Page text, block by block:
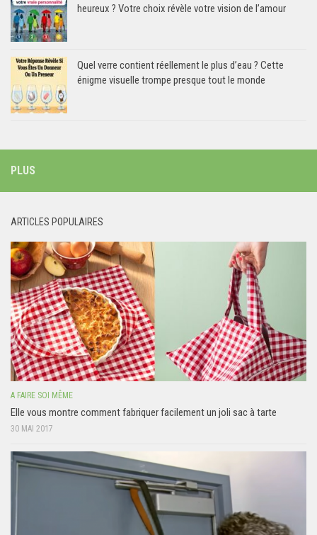
heureux ? Votre choix révèle votre vision de l’amour
Quel verre contient réellement le plus d’eau ? Cette
énigme visuelle trompe presque tout le monde
PLUS
ARTICLES POPULAIRES
A FAIRE SOI MÊME
Elle vous montre comment fabriquer facilement un joli sac à tarte
30 MAI 2017